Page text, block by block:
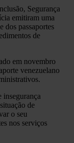
Segurança
emitiram uma
dos passaportes
de
em novembro
venezuelano
insegurança
de
o seu
nos serviços